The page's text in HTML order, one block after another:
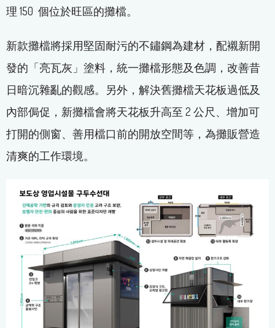
理 150 個位於旺區的攤檔。
新款攤檔將採用堅固耐污的不鏽鋼為建材，配襯新開
發的「亮瓦灰」塗料，統一攤檔形態及色調，改善昔
日暗沉雜亂的觀感。另外，解決舊攤檔天花板過低及
內部侷促，新攤檔會將天花板升高至 2 公尺、增加可
打開的側窗、善用檔口前的開放空間等，為攤販營造
清爽的工作環境。